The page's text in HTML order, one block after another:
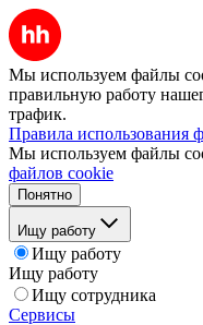
Мы используем файлы
правильную работу
трафик.
Правила использования
Мы используем файлы
файлов cookie
Понятно
Ищу работу
Ищу работу
Ищу работу
Ищу сотрудника
Сервисы